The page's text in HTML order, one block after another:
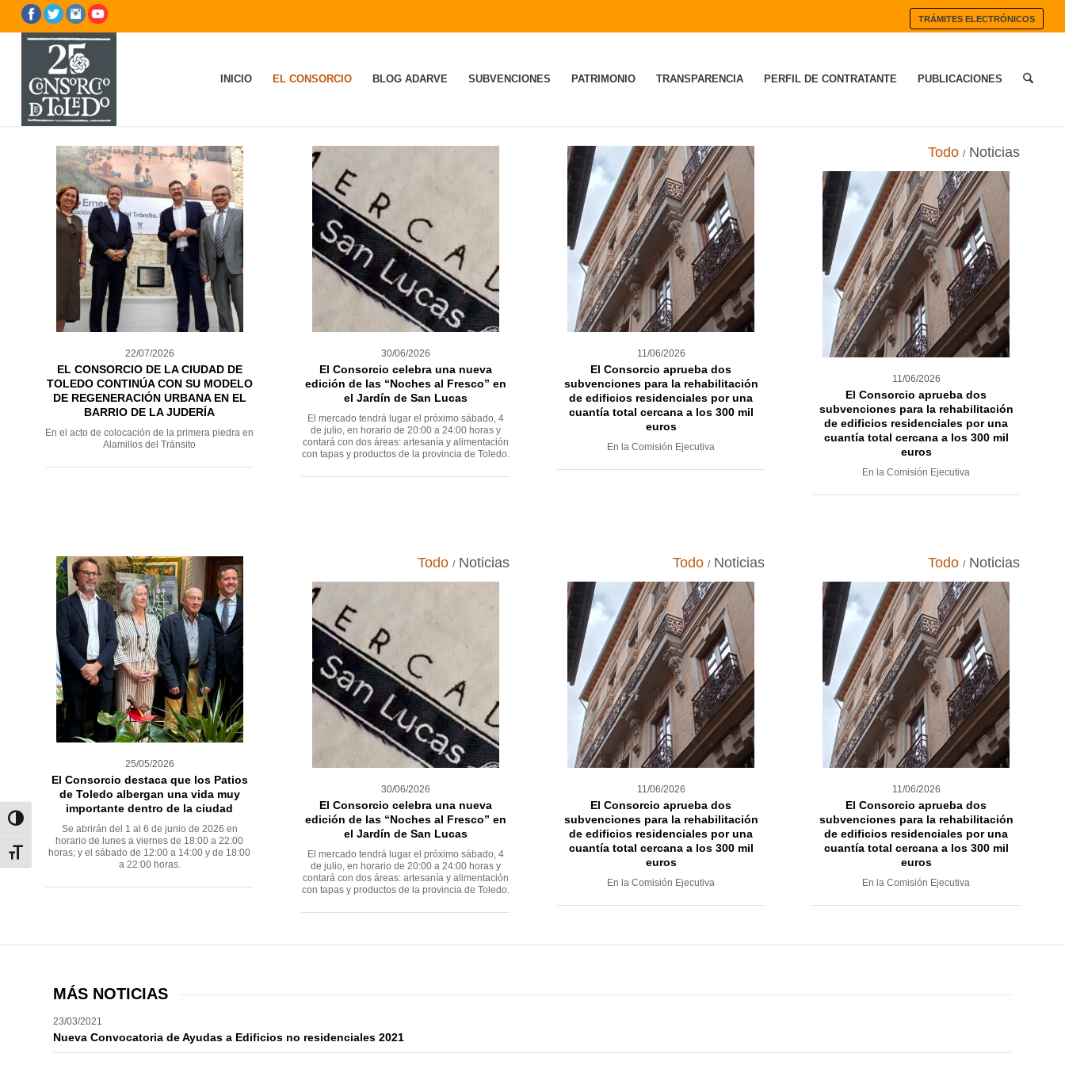
Alternar alto contraste
Alternar tamaño de letra
TRÁMITES ELECTRÓNICOS
INICIO EL CONSORCIO BLOG ADARVE SUBVENCIONES PATRIMONIO TRANSPARENCIA PERFIL DE CONTRATANTE PUBLICACIONES
22/07/2026
EL CONSORCIO DE LA CIUDAD DE
TOLEDO CONTINÚA CON SU MODELO
DE REGENERACIÓN URBANA EN EL
BARRIO DE LA JUDERÍA
En el acto de colocación de la primera piedra en
Alamillos del Tránsito
30/06/2026
El Consorcio celebra una nueva
edición de las “Noches al Fresco” en
el Jardín de San Lucas
El mercado tendrá lugar el próximo sábado, 4
de julio, en horario de 20:00 a 24:00 horas y
contará con dos áreas: artesanía y alimentación
con tapas y productos de la provincia de Toledo.
11/06/2026
El Consorcio aprueba dos
subvenciones para la rehabilitación
de edificios residenciales por una
cuantía total cercana a los 300 mil
euros
En la Comisión Ejecutiva
Todo / Noticias
11/06/2026
El Consorcio aprueba dos
subvenciones para la rehabilitación
de edificios residenciales por una
cuantía total cercana a los 300 mil
euros
En la Comisión Ejecutiva
25/05/2026
El Consorcio destaca que los Patios
de Toledo albergan una vida muy
importante dentro de la ciudad
Se abrirán del 1 al 6 de junio de 2026 en
horario de lunes a viernes de 18:00 a 22:00
horas; y el sábado de 12:00 a 14:00 y de 18:00
a 22:00 horas.
Todo / Noticias
30/06/2026
El Consorcio celebra una nueva
edición de las “Noches al Fresco” en
el Jardín de San Lucas
El mercado tendrá lugar el próximo sábado, 4
de julio, en horario de 20:00 a 24:00 horas y
contará con dos áreas: artesanía y alimentación
con tapas y productos de la provincia de Toledo.
Todo / Noticias
11/06/2026
El Consorcio aprueba dos
subvenciones para la rehabilitación
de edificios residenciales por una
cuantía total cercana a los 300 mil
euros
En la Comisión Ejecutiva
Todo / Noticias
11/06/2026
El Consorcio aprueba dos
subvenciones para la rehabilitación
de edificios residenciales por una
cuantía total cercana a los 300 mil
euros
En la Comisión Ejecutiva
MÁS NOTICIAS
23/03/2021
Nueva Convocatoria de Ayudas a Edificios no residenciales 2021